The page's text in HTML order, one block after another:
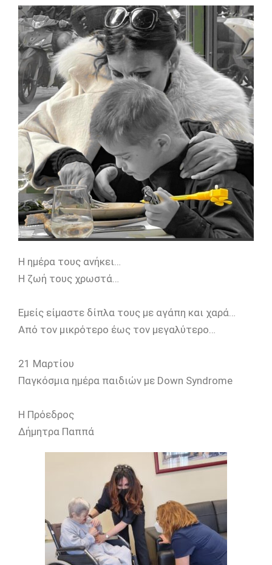
Η ημέρα τους ανήκει…
Η ζωή τους χρωστά…
Εμείς είμαστε δίπλα τους με αγάπη και χαρά…
Από τον μικρότερο έως τον μεγαλύτερο…
21 Μαρτίου
Παγκόσμια ημέρα παιδιών με Down Syndrome
Η Πρόεδρος
Δήμητρα Παππά